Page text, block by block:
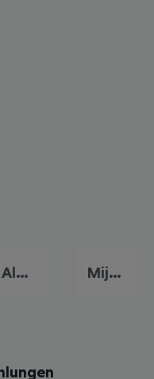
Almunecar Mijas